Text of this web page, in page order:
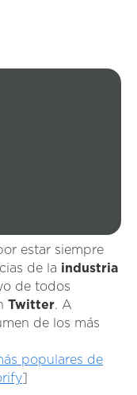
estar siempre
de la industria
de todos
Twitter. A
de los más
populares de